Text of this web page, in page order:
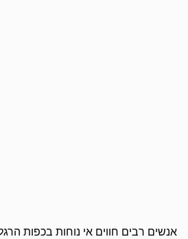
אנשים רבים חווים אי נוחות בכפות